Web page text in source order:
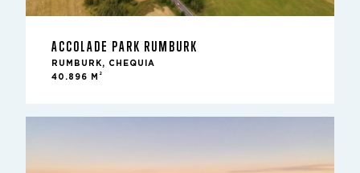
ACCOLADE PARK RUMBURK
RUMBURK, CHEQUIA
40.896 M
2